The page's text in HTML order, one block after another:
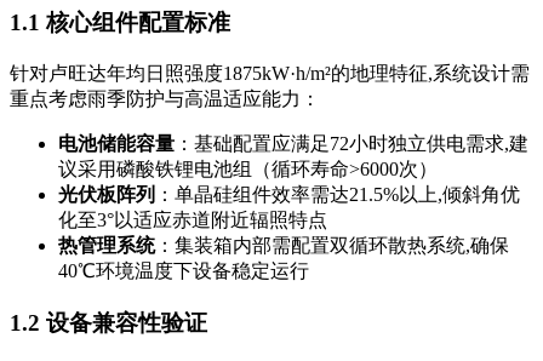
1.1 核心组件配置标准
针对卢旺达年均日照强度1875kW·h/m²的地理特征,系统设计需
重点考虑雨季防护与高温适应能力：
电池储能容量 ：基础配置应满足72小时独立供电需求,建
议采用磷酸铁锂电池组（循环寿命>6000次）
光伏板阵列 ：单晶硅组件效率需达21.5%以上,倾斜角优
化至3°以适应赤道附近辐照特点
热管理系统：集装箱内部需配置双循环散热系统,确保
40℃环境温度下设备稳定运行
1.2 设备兼容性验证